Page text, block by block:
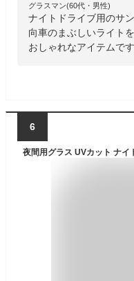
グラスマン(60代・男性)
ナイトドライブ用のサ
向車のまぶしいライト
おしゃれなアイテムです
6